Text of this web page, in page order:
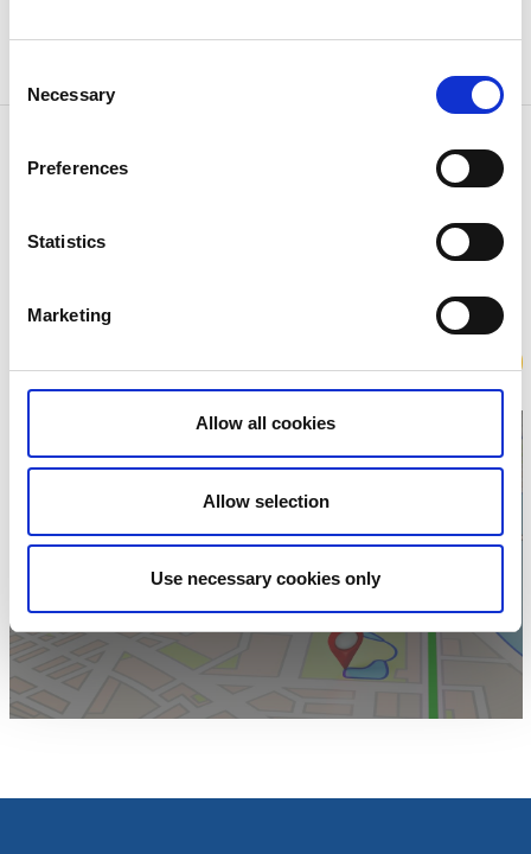
Selection
Necessary
Preferences
Statistics
Marketing
Allow all cookies
Allow selection
Use necessary cookies only
Lite mer just för att de bryr sig om varje gäst lika
Hotell Uddewalla
Telefon:0522 394 70
Klicka för att visa
karta